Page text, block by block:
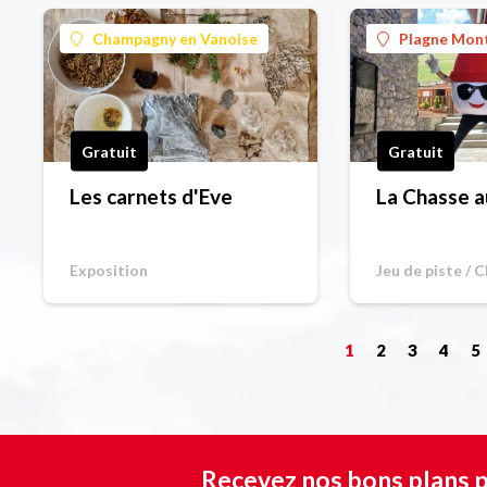
Champagny en Vanoise
Gratuit
Les carnets d'Eve
Exposition
Plagne
Gratuit
La Chasse
Jeu de piste /
1 2 3 4 5
Recevez nos bons plans